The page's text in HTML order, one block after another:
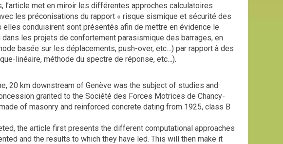
l’article met en miroir les différentes approches calculatoires
les préconisations du rapport « risque sismique et sécurité des
conduisirent sont présentés afin de mettre en évidence le
les projets de confortement parasismique des barrages, en
basée sur les déplacements, push-over, etc…) par rapport à des
linéaire, méthode du spectre de réponse, etc…).
20 km downstream of Genève was the subject of studies and
granted to the Société des Forces Motrices de Chancy-
of masonry and reinforced concrete dating from 1925, class B
the article first presents the different computational approaches
and the results to which they have led. This will then make it